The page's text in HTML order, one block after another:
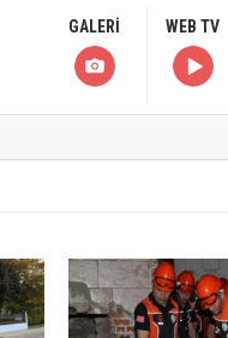
GALERİ WEB TV